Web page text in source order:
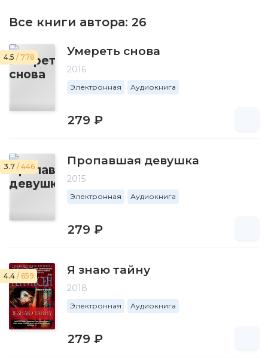
Все книги автора: 26
4.5 / 778 Умереть снова
2016
Электронная Аудиокнига
279 ₽
3.7 / 446 Пропавшая девушка
2015
Электронная Аудиокнига
279 ₽
4.4 / 659 Я знаю тайну
2018
Электронная Аудиокнига
279 ₽